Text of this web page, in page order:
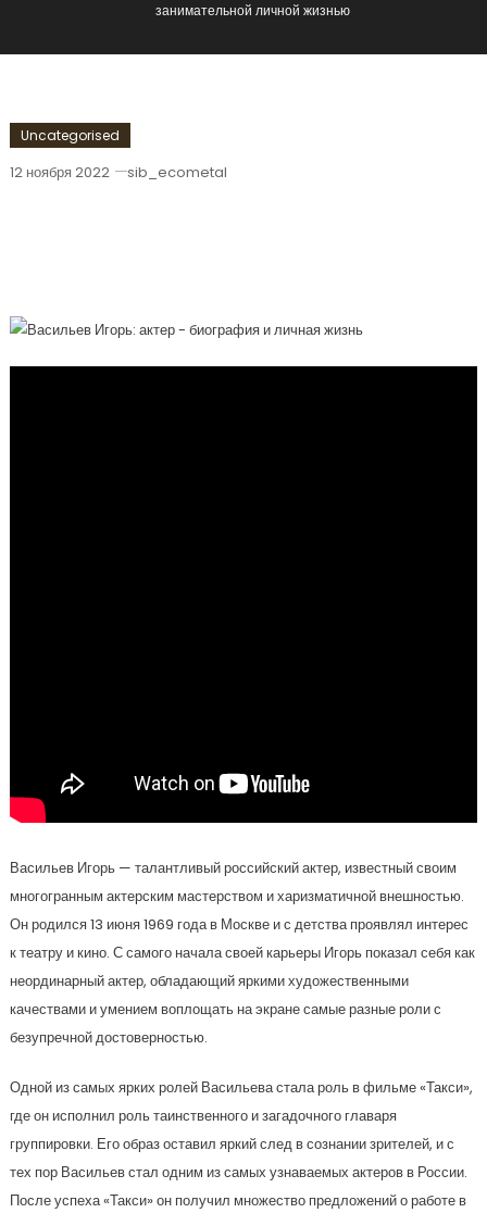
занимательной личной жизнью
Uncategorised
12 ноября 2022 sib_ecometal
Васильев Игорь — талантливый российский актер, известный своим
многогранным актерским мастерством и харизматичной внешностью.
Он родился 13 июня 1969 года в Москве и с детства проявлял интерес
к театру и кино. С самого начала своей карьеры Игорь показал себя как
неординарный актер, обладающий яркими художественными
качествами и умением воплощать на экране самые разные роли с
безупречной достоверностью.
Одной из самых ярких ролей Васильева стала роль в фильме «Такси»,
где он исполнил роль таинственного и загадочного главаря
группировки. Его образ оставил яркий след в сознании зрителей, и с
тех пор Васильев стал одним из самых узнаваемых актеров в России.
После успеха «Такси» он получил множество предложений о работе в